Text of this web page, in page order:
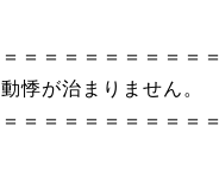
＝＝＝＝＝＝＝＝＝＝＝
動悸が治まりません。
＝＝＝＝＝＝＝＝＝＝＝